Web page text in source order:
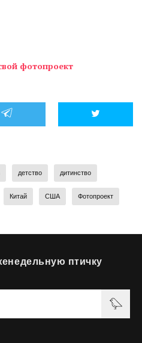
фотопроект
детство дитинство
Китай США Фотопроект
птичку